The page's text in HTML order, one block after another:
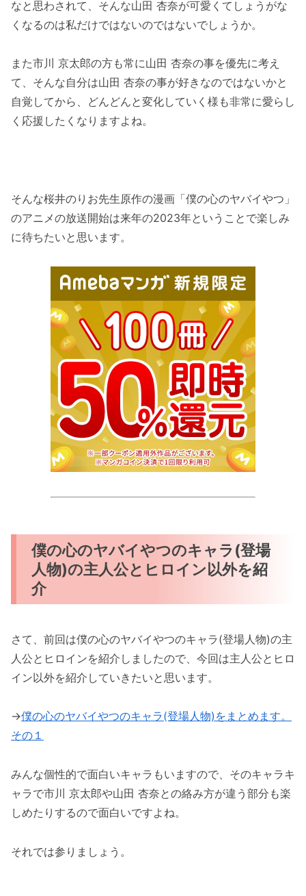
なと思わされて、そんな山田 杏奈が可愛くてしょうがな
くなるのは私だけではないのではないでしょうか。
また市川 京太郎の方も常に山田 杏奈の事を優先に考え
て、そんな自分は山田 杏奈の事が好きなのではないかと
自覚してから、どんどんと変化していく様も非常に愛らし
く応援したくなりますよね。
そんな桜井のりお先生原作の漫画「僕の心のヤバイやつ」
のアニメの放送開始は来年の2023年ということで楽しみ
に待ちたいと思います。
僕の心のヤバイやつのキャラ(登場
人物)の主人公とヒロイン以外を紹
介
さて、前回は僕の心のヤバイやつのキャラ(登場人物)の主
人公とヒロインを紹介しましたので、今回は主人公とヒロ
イン以外を紹介していきたいと思います。
→僕の心のヤバイやつのキャラ(登場人物)をまとめます。
その１
みんな個性的で面白いキャラもいますので、そのキャラキ
ャラで市川 京太郎や山田 杏奈との絡み方が違う部分も楽
しめたりするので面白いですよね。
それでは参りましょう。